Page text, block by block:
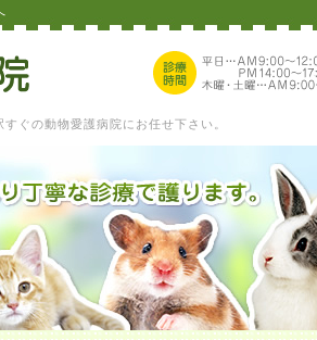
ぐの動物愛護病院にお任せ下さい。